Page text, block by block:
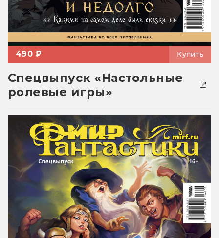
490 ₽ Купить
Спецвыпуск «Настольные
ролевые игры»